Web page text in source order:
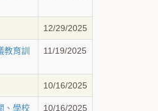
12/29/2025
教育訓
11/19/2025
10/16/2025
、學校
10/16/2025